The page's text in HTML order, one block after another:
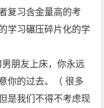
复习含金量高的考
学习碾压碎片化的学
朋友上床，你永远
你的过去。（ 很多
是我们不得不考虑现